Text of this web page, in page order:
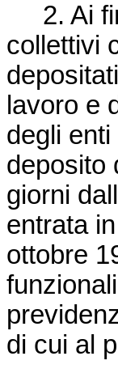
2. Ai
collettivi
lavoro e
degli
deposito
giorni
entrata
ottobre
di cui al